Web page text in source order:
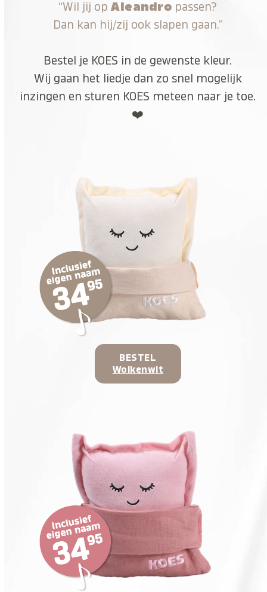
“Wil jij opAleandro passen?
Dan kan hij/zij ook slapen gaan.”
Bestel je KOES in de gewenste kleur.
Wij gaan het liedje dan zo snel mogelijk
inzingen en sturen KOES meteen naar je toe.
❤️
BESTEL
Wolkenwit